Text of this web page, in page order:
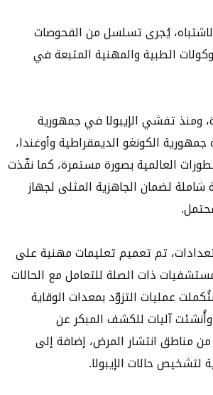
يُجرى تسلسل من الفحوصات
الطبية والمهنية المتبعة في
ومنذ تفشي الإيبولا في جمهورية
جمهورية الكونغو الديمقراطية وأوغندا،
العالمية بصورة مستمرة، كما نفّذت
لضمان الجاهزية المثلى لجهاز
تم تعميم تعليمات مهنية على
ذات الصلة للتعامل مع الحالات
عمليات التزوّد بمعدات الوقاية
وأُنشئت آليات للكشف المبكر عن
من مناطق انتشار المرض، إضافة إلى
لتشخيص حالات الإيبولا.